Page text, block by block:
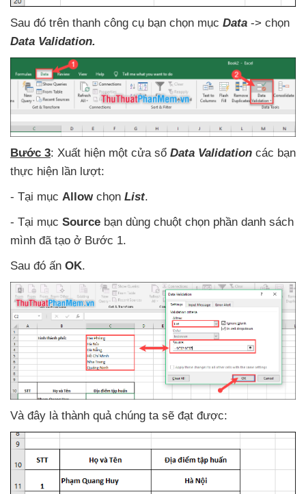
Sau đó trên thanh công cụ bạn chọn mục Data -> chọn
Data Validation.
Bước 3: Xuất hiện một cửa sổ Data Validation các bạn
thực hiện lần lượt:
- Tại mục Allowchọn List.
- Tại mục Source bạn dùng chuột chọn phần danh sách
mình đã tạo ở Bước 1.
Sau đó ấn OK.
Và đây là thành quả chúng ta sẽ đạt được: